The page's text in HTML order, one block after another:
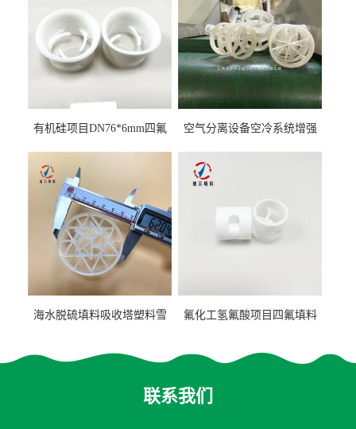
有机硅项目DN76*6mm四氟
空气分离设备空冷系统增强
海水脱硫填料吸收塔塑料雪
氟化工氢氟酸项目四氟填料
蚀
联系我们